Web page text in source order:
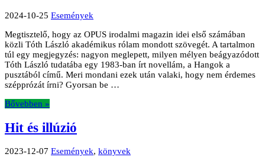
2024-10-25 Események
Megtisztelő, hogy az OPUS irodalmi magazin idei első számában
közli Tóth László akadémikus rólam mondott szövegét. A tartalmon
túl egy megjegyzés: nagyon meglepett, milyen mélyen beágyazódott
Tóth László tudatába egy 1983-ban írt novellám, a Hangok a
pusztából című. Meri mondani ezek után valaki, hogy nem érdemes
szépprózát írni? Gyorsan be …
Bővebben »
Hit és illúzió
2023-12-07 Események, könyvek